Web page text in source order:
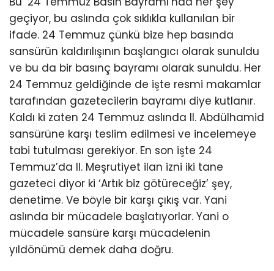
geçiyor, bu aslında çok sıklıkla kullanılan bir
ifade. 24 Temmuz çünkü bize hep basında
sansürün kaldırılışının başlangıcı olarak sunuldu
ve bu da bir basınç bayramı olarak sunuldu. Her
24 Temmuz geldiğinde de işte resmi makamlar
tarafından gazetecilerin bayramı diye kutlanır.
Kaldı ki zaten 24 Temmuz aslında II. Abdülhamid
sansürüne karşı teslim edilmesi ve incelemeye
tabi tutulması gerekiyor. En son işte 24
Temmuz’da II. Meşrutiyet ilan izni iki tane
gazeteci diyor ki ‘Artık biz götüreceğiz’ şey,
denetime. Ve böyle bir karşı çıkış var. Yani
aslında bir mücadele başlatıyorlar. Yani o
mücadele sansüre karşı mücadelenin
yıldönümü demek daha doğru.